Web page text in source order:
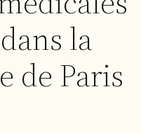
la
de Paris